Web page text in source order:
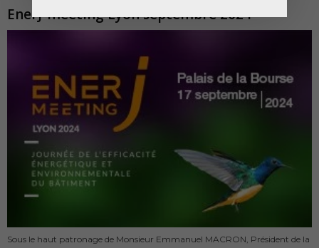
EnerJ-meeting Lyon septembre 2024
Sous le haut patronage de Monsieur Emmanuel MACRON, Président de la